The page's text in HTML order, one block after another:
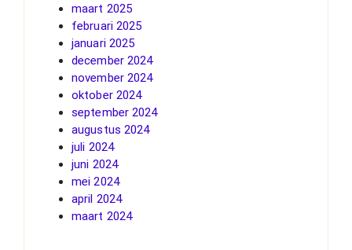
maart 2025
februari 2025
januari 2025
december 2024
november 2024
oktober 2024
september 2024
augustus 2024
juli 2024
juni 2024
mei 2024
april 2024
maart 2024